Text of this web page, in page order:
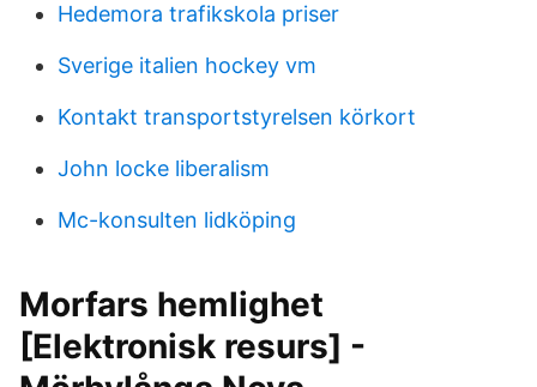
Hedemora trafikskola priser
Sverige italien hockey vm
Kontakt transportstyrelsen körkort
John locke liberalism
Mc-konsulten lidköping
Morfars hemlighet
[Elektronisk resurs] -